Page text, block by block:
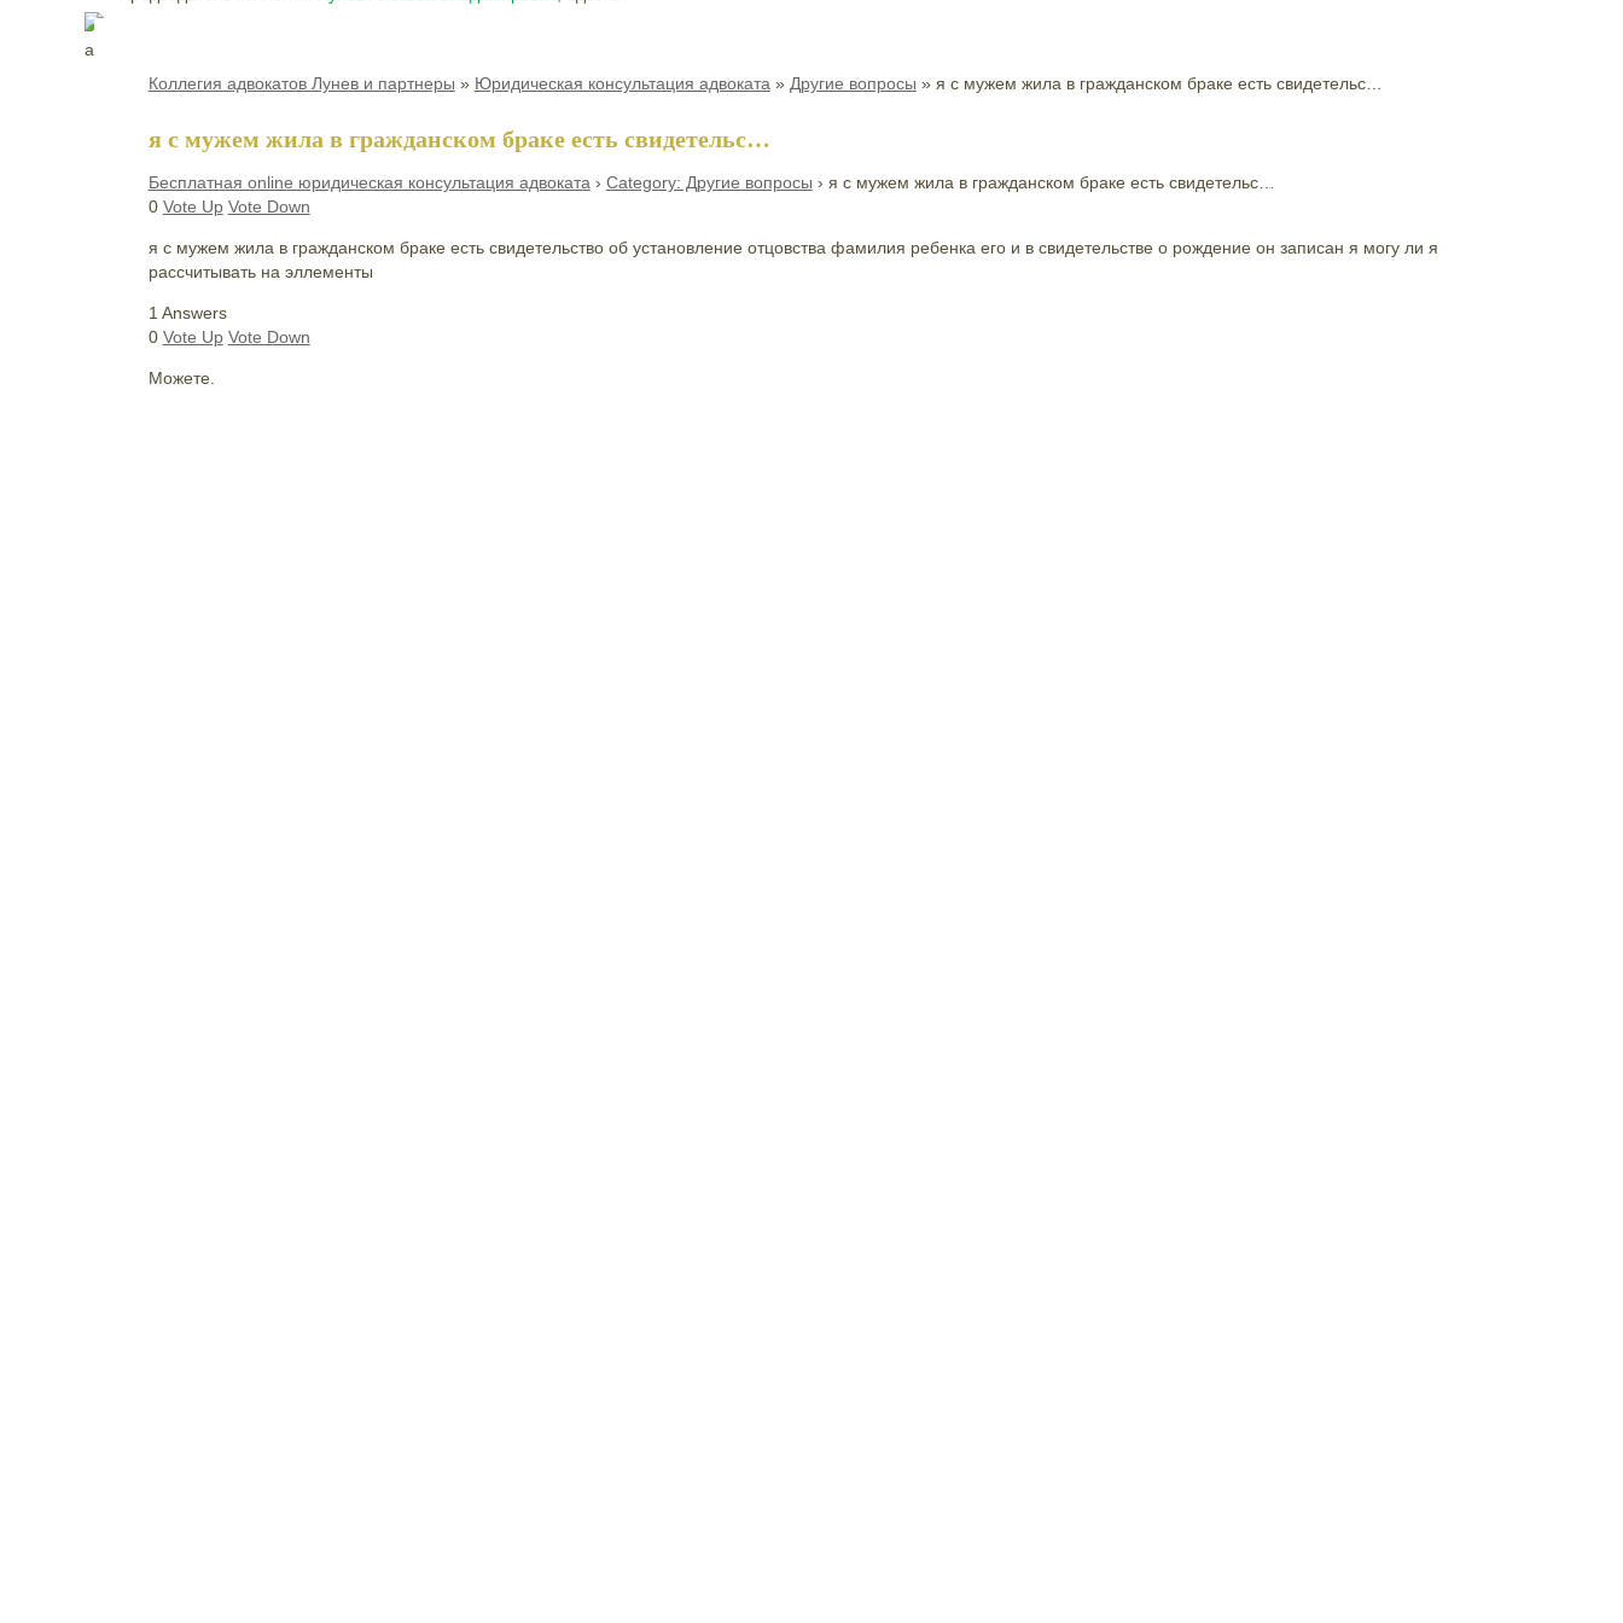
Коллегия адвокатов Лунев и партнеры » Юридическая консультация адвоката » Другие вопросы » я с мужем жила в гражданском браке есть свидетельс…
я с мужем жила в гражданском браке есть свидетельс…
Бесплатная online юридическая консультация адвоката › Category: Другие вопросы › я с мужем жила в гражданском браке есть свидетельс…
0 Vote Up Vote Down
я с мужем жила в гражданском браке есть свидетельство об установление отцовства фамилия ребенка его и в свидетельстве о рождение он записан я могу ли я
рассчитывать на эллементы
1 Answers
0 Vote Up Vote Down
Можете.